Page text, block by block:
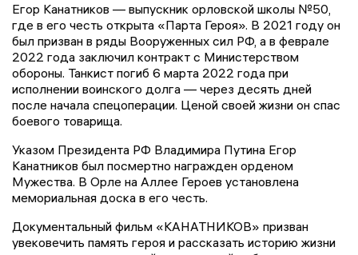
Егор Канатников — выпускник орловской школы №50,
где в его честь открыта «Парта Героя». В 2021 году он
был призван в ряды Вооруженных сил РФ, а в феврале
2022 года заключил контракт с Министерством
обороны. Танкист погиб 6 марта 2022 года при
исполнении воинского долга — через десять дней
после начала спецоперации. Ценой своей жизни он спас
боевого товарища.
Указом Президента РФ Владимира Путина Егор
Канатников был посмертно награжден орденом
Мужества. В Орле на Аллее Героев установлена
мемориальная доска в его честь.
Документальный фильм «КАНАТНИКОВ» призван
увековечить память героя и рассказать историю жизни